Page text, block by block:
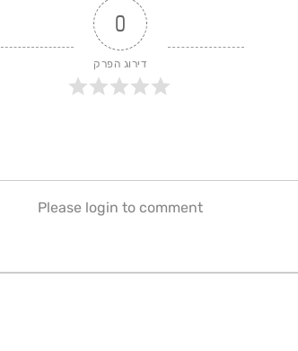
0
דירוג הפרק
Please login to comment